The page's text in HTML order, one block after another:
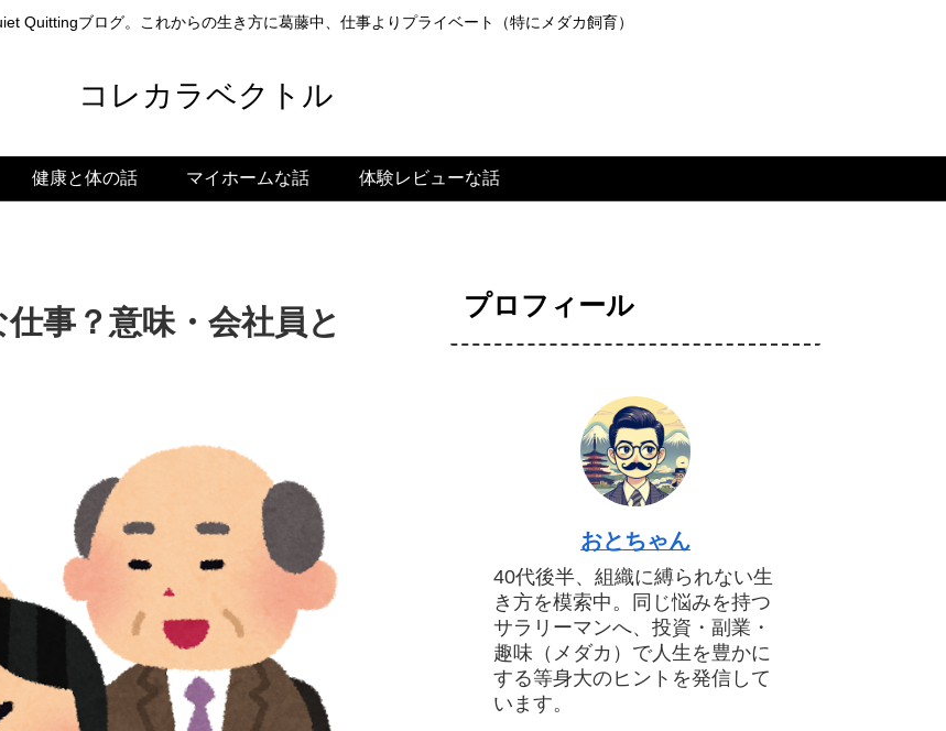
Quittingブログ。これからの生き方に葛藤中、仕事よりプライベート（特にメダカ飼育）
コレカラベクトル
健康と体の話 マイホームな話 体験レビューな話
事？意味・会社員と
プロフィール
おとちゃん
40代後半、組織に縛られない生
き方を模索中。同じ悩みを持つ
サラリーマンへ、投資・副業・
趣味（メダカ）で人生を豊かに
する等身大のヒントを発信して
います。